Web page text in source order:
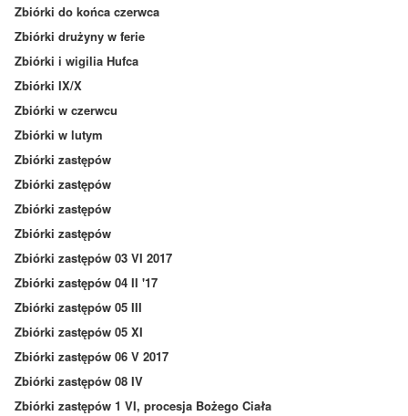
Zbiórki do końca czerwca
Zbiórki drużyny w ferie
Zbiórki i wigilia Hufca
Zbiórki IX/X
Zbiórki w czerwcu
Zbiórki w lutym
Zbiórki zastępów
Zbiórki zastępów
Zbiórki zastępów
Zbiórki zastępów
Zbiórki zastępów 03 VI 2017
Zbiórki zastępów 04 II '17
Zbiórki zastępów 05 III
Zbiórki zastępów 05 XI
Zbiórki zastępów 06 V 2017
Zbiórki zastępów 08 IV
Zbiórki zastępów 1 VI, procesja Bożego Ciała